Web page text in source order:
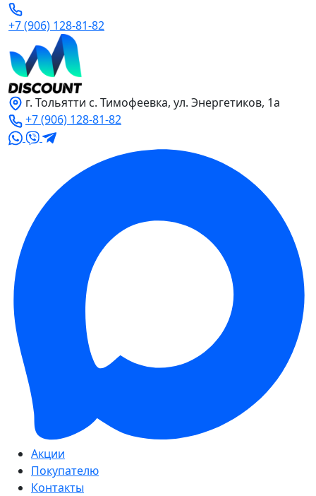
+7 (906) 128-81-82
г. Тольятти с. Тимофеевка, ул. Энергетиков, 1а
+7 (906) 128-81-82
Акции
Покупателю
Контакты